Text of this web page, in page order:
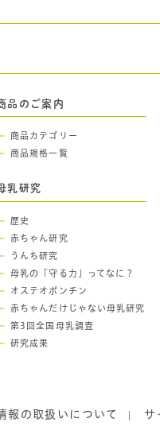
品のご案内
商品カテゴリー
商品規格一覧
乳研究
歴史
赤ちゃん研究
うんち研究
母乳の「守る力」ってなに？
オステオポンチン
赤ちゃんだけじゃない母乳研究
第3回全国母乳調査
研究成果
報の取扱いについて | サ